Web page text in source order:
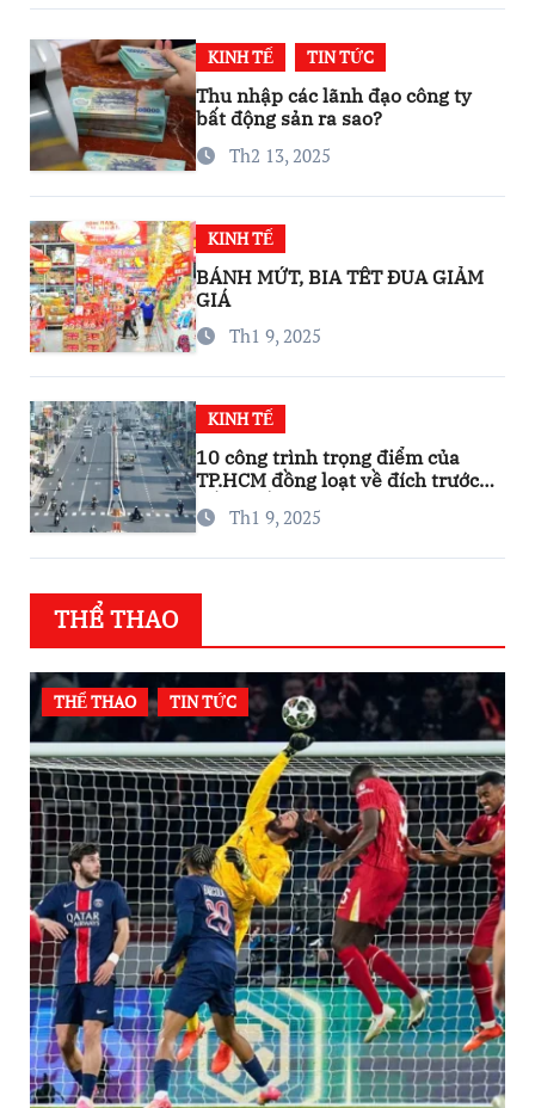
KINH TẾ TIN TỨC
Thu nhập các lãnh đạo công ty
bất động sản ra sao?
Th2 13, 2025
KINH TẾ
BÁNH MỨT, BIA TẾT ĐUA GIẢM
GIÁ
Th1 9, 2025
KINH TẾ
10 công trình trọng điểm của
TP.HCM đồng loạt về đích trước
thềm Tết Nguyên đán
Th1 9, 2025
THỂ THAO
THỂ THAO TIN TỨC